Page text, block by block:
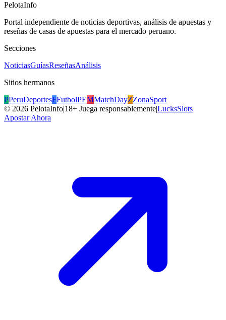
PelotaInfo
Portal independiente de noticias deportivas, análisis de apuestas y
reseñas de casas de apuestas para el mercado peruano.
Secciones
NoticiasGuíasReseñasAnálisis
Sitios hermanos
PPeruDeportesFFutbolPEMMatchDayZZonaSport
© 2026 PelotaInfo|18+ Juega responsablemente|LucksSlots
Apostar Ahora